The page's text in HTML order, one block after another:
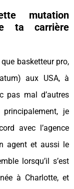
mutation
ta carrière
basketteur pro,
aux USA, à
pas mal d’autres
je
avec l’agence
agent et aussi le
lorsqu’il s’est
à Charlotte, et